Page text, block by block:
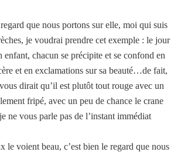
que nous portons sur elle, moi qui suis
je voudrai prendre cet exemple : le jour
enfant, chacun se précipite et se confond en
et en exclamations sur sa beauté…de fait,
dirait qu’il est plutôt tout rouge avec un
fripé, avec un peu de chance le crane
ne vous parle pas de l’instant immédiat
le voient beau, c’est bien le regard que nous